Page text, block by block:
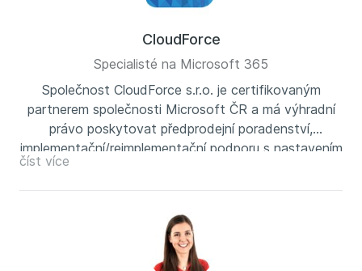
CloudForce
Specialisté na Microsoft 365
Společnost CloudForce s.r.o. je certifikovaným
partnerem společnosti Microsoft ČR a má výhradní
právo poskytovat předprodejní poradenství,
implementační/reimplementační podporu s nastavením
služeb a následnou technickou podporu nastavených
služeb. Více nawww.cloudforce.cz.
číst více